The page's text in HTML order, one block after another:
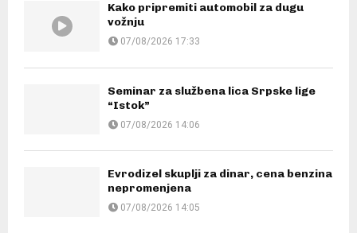
Kako pripremiti automobil za dugu
vožnju
07/08/2026 17:33
Seminar za službena lica Srpske lige
“Istok”
07/08/2026 14:06
Evrodizel skuplji za dinar, cena benzina
nepromenjena
07/08/2026 14:05